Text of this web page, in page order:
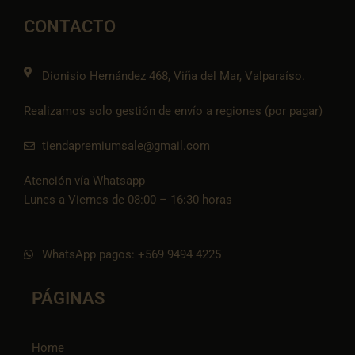
o
k
r
a
p
e
CONTACTO
Dionisio Hernández 468, Viña del Mar, Valparaíso.
Realizamos solo gestión de envío a regiones (por pagar)
tiendapremiumsale@gmail.com
Atención vía Whatsapp
Lunes a Viernes de 08:00 – 16:30 horas
WhatsApp pagos: +569 9494 4225
PÁGINAS
Home